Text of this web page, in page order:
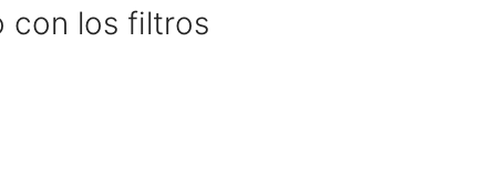
con los filtros